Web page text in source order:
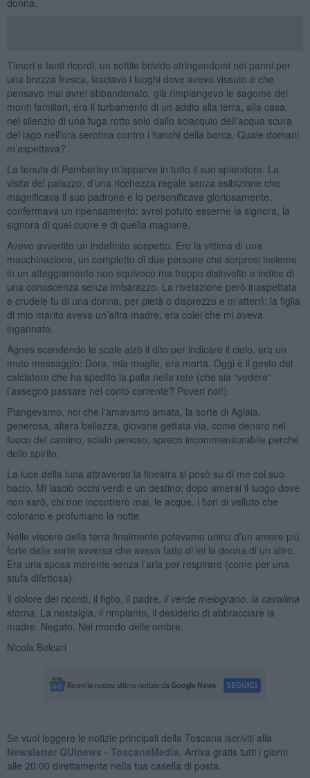
Timori e tanti ricordi, un sottile brivido stringendomi nei panni per
una brezza fresca, lasciavo i luoghi dove avevo vissuto e che
pensavo mai avrei abbandonato, già rimpiangevo le sagome dei
monti familiari, era il turbamento di un addio alla terra, alla casa,
nel silenzio di una fuga rotto solo dallo sciacquio dell’acqua scura
del lago nell’ora serotina contro i fianchi della barca. Quale domani
m’aspettava?
La tenuta di Pemberley m’apparve in tutto il suo splendore. La
visita del palazzo, d’una ricchezza regale senza esibizione che
magnificava il suo padrone e lo personificava gloriosamente,
confermava un ripensamento: avrei potuto esserne la signora, la
signora di quel cuore e di quella magione.
Avevo avvertito un indefinito sospetto. Ero la vittima di una
macchinazione, un complotto di due persone che sorpresi insieme
in un atteggiamento non equivoco ma troppo disinvolto e indice di
una conoscenza senza imbarazzo. La rivelazione però inaspettata
e crudele fu di una donna, per pietà o disprezzo e m’atterrì: la figlia
di mio marito aveva un’altra madre, era colei che mi aveva
ingannato.
Agnes scendendo le scale alzò il dito per indicare il cielo, era un
muto messaggio: Dora, mia moglie, era morta. Oggi è il gesto del
calciatore che ha spedito la palla nella rete (che sia “vedere”
l’assegno passare nel conto corrente? Poveri noi!).
Piangevamo, noi che l'amavamo amata, la sorte di Aglaia,
generosa, altera bellezza, giovane gettata via, come denaro nel
fuoco del camino, scialo penoso, spreco incommensurabile perché
dello spirito.
La luce della luna attraverso la finestra si posò su di me col suo
bacio. Mi lasciò occhi verdi e un destino: dopo amerai il luogo dove
non sarò, chi non incontrerò mai, le acque, i fiori di velluto che
colorano e profumano la notte.
Nelle viscere della terra finalmente potevamo unirci d’un amore più
forte della sorte avversa che aveva fatto di lei la donna di un altro.
Era una sposa morente senza l’aria per respirare (come per una
stufa difettosa).
Il dolore dei ricordi, il figlio, il padre, il verde melograno la cavallina
storna . La nostalgia, il rimpianto, il desiderio di abbracciare la
madre. Negato. Nel mondo delle ombre.
Nicola Belcari
Se vuoi leggere le notizie principali della Toscana iscriviti alla
Newsletter QUInews - ToscanaMedia. Arriva gratis tutti i giorni
alle 20:00 direttamente nella tua casella di posta.